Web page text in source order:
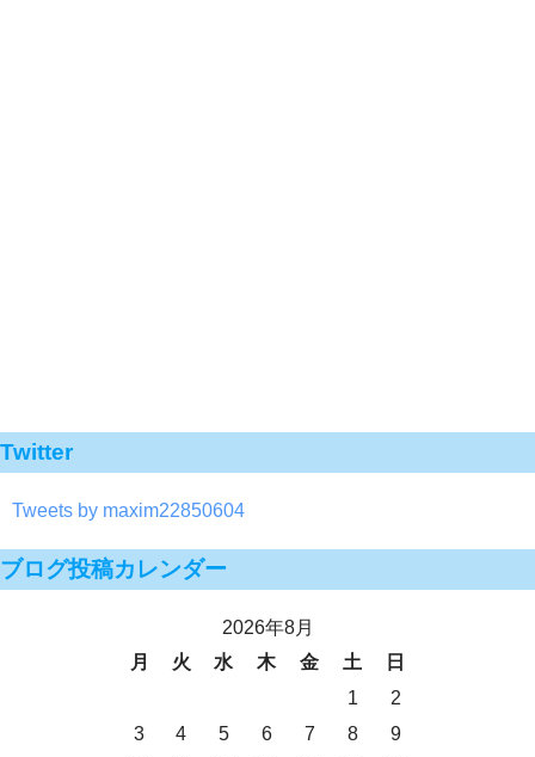
Twitter
Tweets by maxim22850604
ブログ投稿カレンダー
2026年8月
月
火 水 木 金 土
日
1
2
3
4 5 6 7 8
9